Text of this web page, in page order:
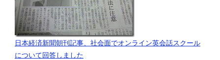
日本経済新聞朝刊記事、社会面でオンライン英会話スクール
について回答しました